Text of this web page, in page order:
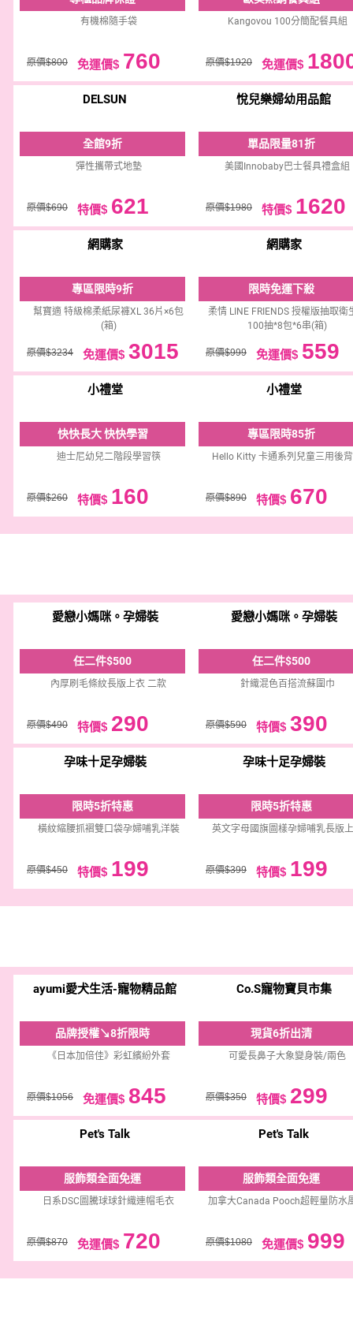
有機棉隨手袋
原價$800 免運價$ 760
Kangovou 100分簡配餐具組
原價$1920 免運價$
DELSUN
全館9折
彈性攜帶式地墊
原價$690 特價$ 621
悅兒樂婦幼用品館
單品限量81折
美國Innobaby巴士餐具禮盒組
原價$1980 特價$ 1620
網購家
專區限時9折
幫寶適 特級棉柔紙尿褲XL 36片×6包
(箱)
原價$3234 免運價$ 3015
網購家
限時免運下殺
柔情 LINE FRIENDS 授權版抽取衛
100抽*8包*6串(箱)
原價$999 免運價$ 559
小禮堂
快快長大 快快學習
迪士尼幼兒二階段學習筷
原價$260 特價$ 160
小禮堂
專區限時85折
Hello Kitty 卡通系列兒童三用後
原價$890 特價$ 670
愛戀小媽咪。孕婦裝
任二件$500
內厚刷毛條紋長版上衣 二款
原價$490 特價$ 290
愛戀小媽咪。孕婦裝
任二件$500
針織混色百搭流蘇圍巾
原價$590 特價$ 390
孕味十足孕婦裝
限時5折特惠
橫紋縮腰抓褶雙口袋孕婦哺乳洋裝
原價$450 特價$ 199
孕味十足孕婦裝
限時5折特惠
英文字母國旗圖樣孕婦哺乳長版
原價$399 特價$ 199
ayumi愛犬生活-寵物精品館
品牌授權↘8折限時
《日本加倍佳》彩虹繽紛外套
原價$1056 免運價$ 845
Co.S寵物寶貝市集
現貨6折出清
可愛長鼻子大象變身裝/兩色
原價$350 特價$ 299
Pet's Talk
服飾類全面免運
日系DSC圖騰球球針織連帽毛衣
原價$870 免運價$ 720
Pet's Talk
服飾類全面免運
加拿大Canada Pooch超輕量防水
原價$1080 免運價$ 999